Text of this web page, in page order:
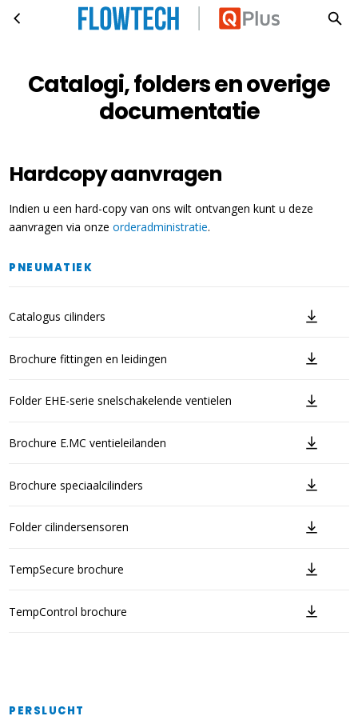
Ga naar hoofdinhoud
Catalogi, folders en overige documentatie
Catalogi, folders en overige
documentatie
Hardcopy aanvragen
Indien u een hard-copy van ons wilt ontvangen kunt u deze
aanvragen via onzeorderadministratie.
PNEUMATIEK
Catalogus cilinders
Brochure fittingen en leidingen
Folder EHE-serie snelschakelende ventielen
Brochure E.MC ventieleilanden
Brochure speciaalcilinders
Folder cilindersensoren
TempSecure brochure
TempControl brochure
PERSLUCHT